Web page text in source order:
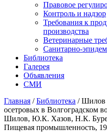
Правовое
Контроль и надзор
Требования к
производства
Ветеринарные
Санитарно-
Библиотека
Галерея
Объявления
СМИ
Главная /Библиотека /Шилов
осетровых в Волгоградском
Шилов, Ю.К. Хазов, Н.К.
Пищевая промышленность,